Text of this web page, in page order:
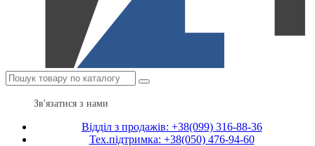
Зв'язатися з нами
Відділ з продажів: +38(099) 316-88-36
Тех.підтримка: +38(050) 476-94-60